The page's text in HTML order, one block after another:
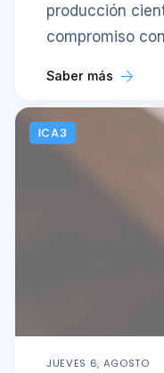
producción
compromiso
Saber más
ICA3
JUEVES 6, AGOSTO